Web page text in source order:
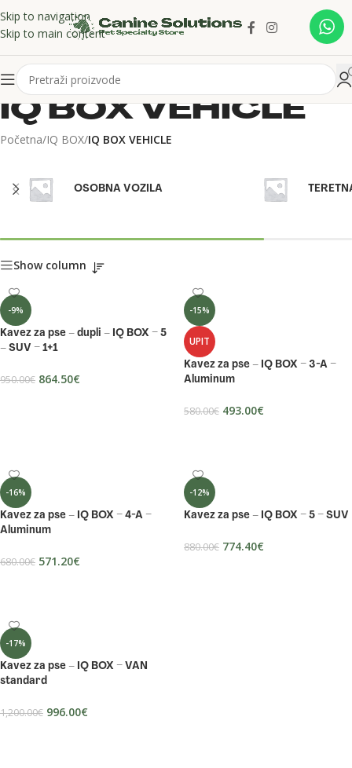
Skip to navigation
Skip to main content
IQ BOX VEHICLE
Početna/IQ BOX/IQ BOX VEHICLE
OSOBNA VOZILA
Show column
-9%
Kavez za pse – dupli – IQ BOX – 5
– SUV – 1+1
950.00€ 864.50€
-15%
UPIT
Kavez za pse – IQ BOX – 3-A –
Aluminum
580.00€ 493.00€
-16%
Kavez za pse – IQ BOX – 4-A –
Aluminum
680.00€ 571.20€
-12%
Kavez za pse – IQ BOX – 5 – SUV
880.00€ 774.40€
-17%
Kavez za pse – IQ BOX – VAN
standard
1,200.00€ 996.00€